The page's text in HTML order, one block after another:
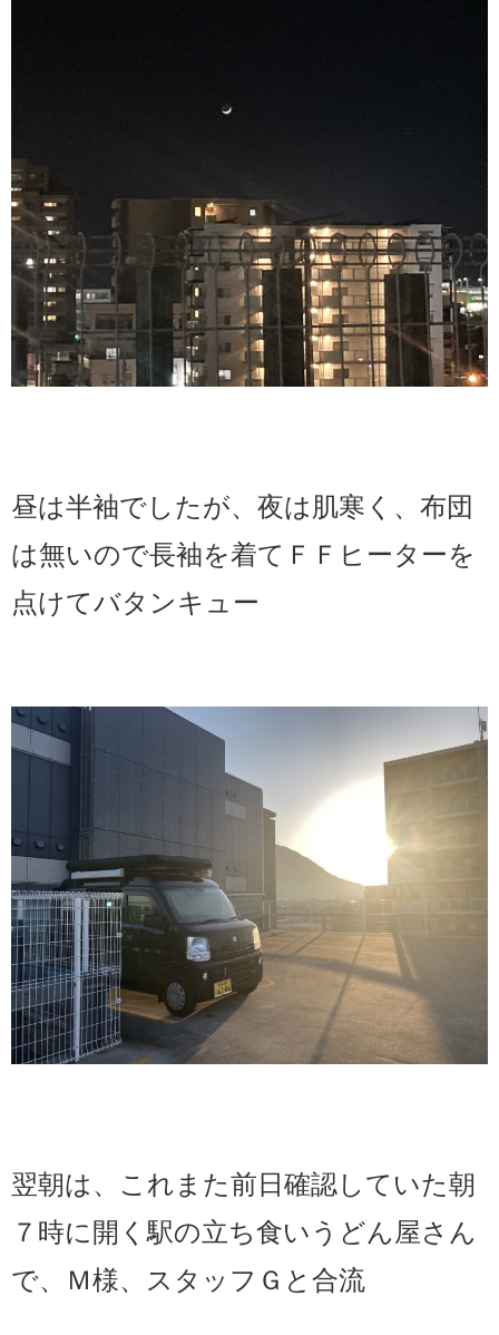
昼は半袖でしたが、夜は肌寒く、布団
は無いので長袖を着てＦＦヒーターを
点けてバタンキュー
翌朝は、これまた前日確認していた朝
７時に開く駅の立ち食いうどん屋さん
で、Ｍ様、スタッフＧと合流